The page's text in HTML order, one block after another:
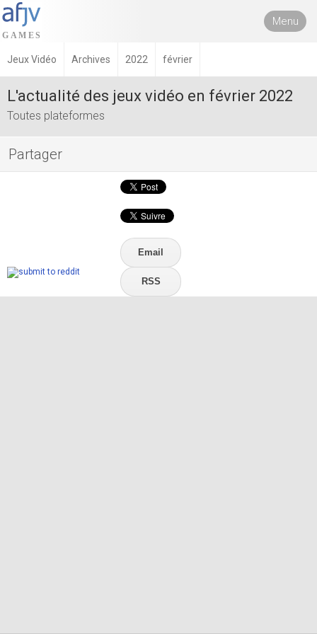
Menu
Jeux Vidéo Archives 2022 février
L'actualité des jeux vidéo en février 2022
Toutes plateformes
Partager
Email
RSS